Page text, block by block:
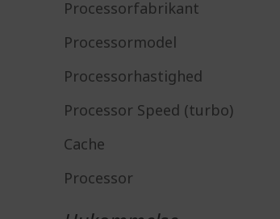
Processorfabrikant
Processormodel
Processorhastighed
Processor Speed (turbo)
Cache
Processor